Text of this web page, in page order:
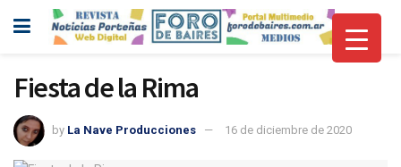
Fiesta de la Rima
by La Nave Producciones 16 de diciembre de 2020